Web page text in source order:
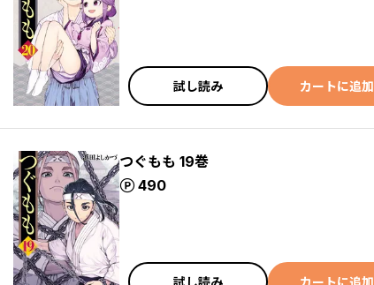
試し読み カートに追加
つぐもも 19巻
490
ポイント
試し読み カートに追加